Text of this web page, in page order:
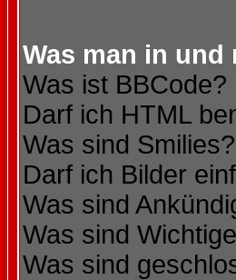
Was man in
Was ist BBCode?
Darf ich HTML
Was sind Smilies?
Darf ich Bilder
Was sind
Was sind
Was sind